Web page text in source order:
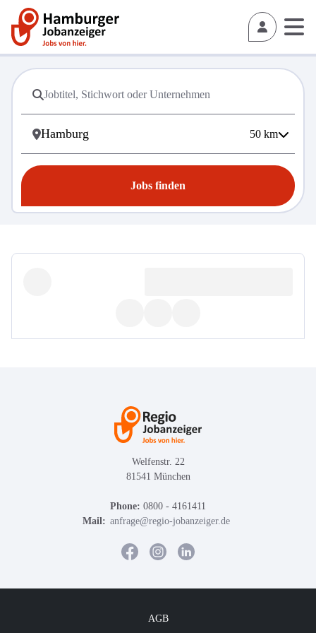
50 km
Jobs finden
Welfenstr. 22
81541 München
Phone: 0800 - 4161411
Mail: anfrage@regio-jobanzeiger.de
AGB